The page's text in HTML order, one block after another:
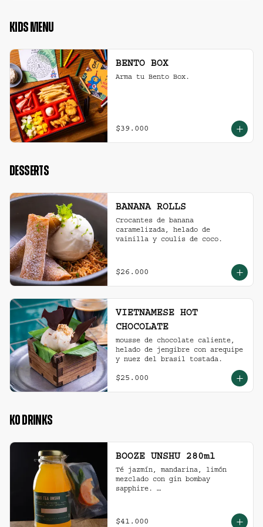
KIDS MENU
BENTO BOX
Arma tu Bento Box.
$39.000
DESSERTS
BANANA ROLLS
Crocantes de banana
caramelizada, helado de
vainilla y coulis de coco.
$26.000
VIETNAMESE HOT
CHOCOLATE
mousse de chocolate caliente,
helado de jengibre con arequipe
y nuez del brasil tostada.
$25.000
KO DRINKS
BOOZE UNSHU 280ml
Té jazmín, mandarina, limón
mezclado con gin bombay
sapphire.
con hielo al gusto.
$41.000